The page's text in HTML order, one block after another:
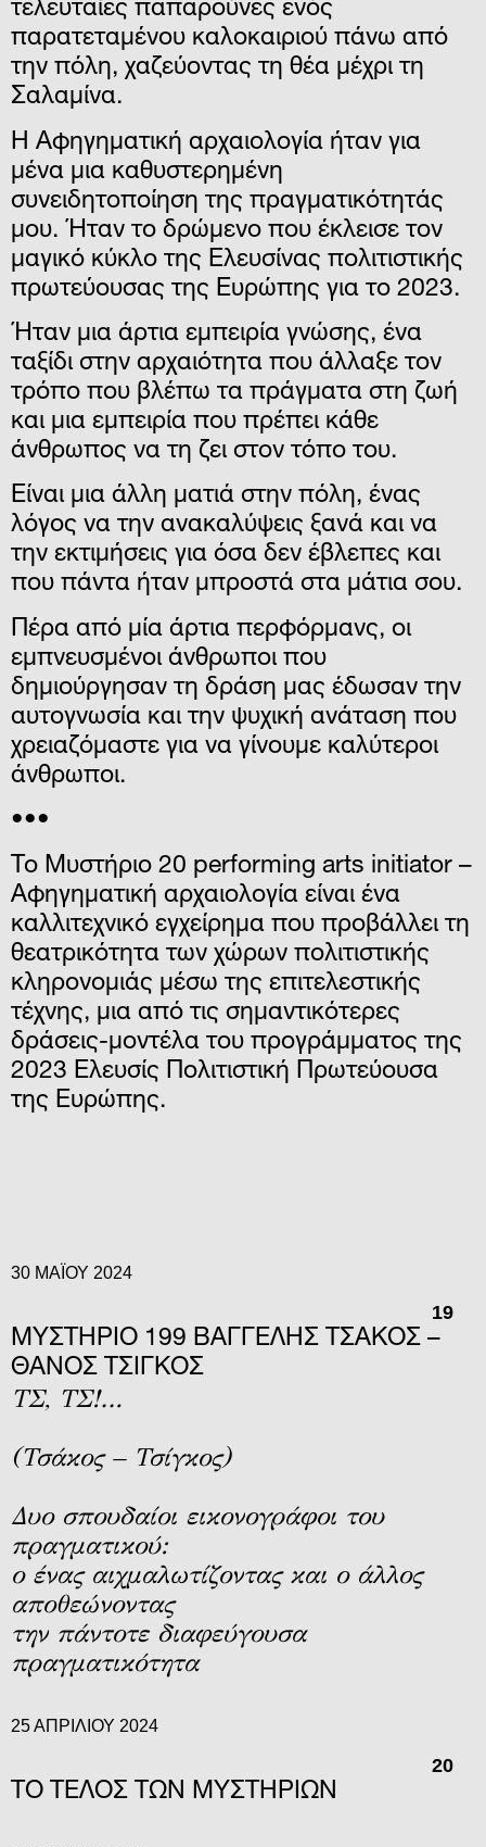
τελευταίες παπαρούνες ενός
παρατεταμένου καλοκαιριού πάνω από
την πόλη, χαζεύοντας τη θέα μέχρι τη
Σαλαμίνα.
Η Αφηγηματική αρχαιολογία ήταν για
μένα μια καθυστερημένη
συνειδητοποίηση της πραγματικότητάς
μου. Ήταν το δρώμενο που έκλεισε τον
μαγικό κύκλο της Ελευσίνας πολιτιστικής
πρωτεύουσας της Ευρώπης για το 2023.
Ήταν μια άρτια εμπειρία γνώσης, ένα
ταξίδι στην αρχαιότητα που άλλαξε τον
τρόπο που βλέπω τα πράγματα στη ζωή
και μια εμπειρία που πρέπει κάθε
άνθρωπος να τη ζει στον τόπο του.
Είναι μια άλλη ματιά στην πόλη, ένας
λόγος να την ανακαλύψεις ξανά και να
την εκτιμήσεις για όσα δεν έβλεπες και
που πάντα ήταν μπροστά στα μάτια σου.
Πέρα από μία άρτια περφόρμανς, οι
εμπνευσμένοι άνθρωποι που
δημιούργησαν τη δράση μας έδωσαν την
αυτογνωσία και την ψυχική ανάταση που
χρειαζόμαστε για να γίνουμε καλύτεροι
άνθρωποι.
•••
Το Μυστήριο 20 performing arts initiator –
Αφηγηματική αρχαιολογία είναι ένα
καλλιτεχνικό εγχείρημα που προβάλλει τη
θεατρικότητα των χώρων πολιτιστικής
κληρονομιάς μέσω της επιτελεστικής
τέχνης, μια από τις σημαντικότερες
δράσεις-μοντέλα του προγράμματος της
2023 Ελευσίς Πολιτιστική Πρωτεύουσα
της Ευρώπης.
30 ΜΑΪ́ΟΥ 2024
19
ΜΥΣΤΗΡΙΟ 199 ΒΑΓΓΕΛΗΣ ΤΣΑΚΟΣ –
ΘΑΝΟΣ ΤΣΙΓΚΟΣ
ΤΣ, ΤΣ!…
(Τσάκος – Τσίγκος)
Δυο σπουδαίοι εικονογράφοι του
πραγματικού:
ο ένας αιχμαλωτίζοντας και ο άλλος
αποθεώνοντας
την πάντοτε διαφεύγουσα
πραγματικότητα
25 ΑΠΡΙΛΊΟΥ 2024
20
ΤΟ ΤΕΛΟΣ ΤΩΝ ΜΥΣΤΗΡΙΩΝ